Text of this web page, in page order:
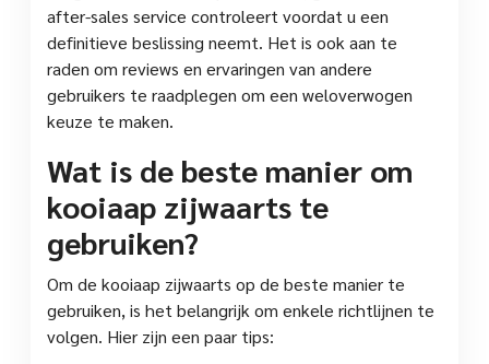
after-sales service controleert voordat u een
definitieve beslissing neemt. Het is ook aan te
raden om reviews en ervaringen van andere
gebruikers te raadplegen om een weloverwogen
keuze te maken.
Wat is de beste manier om
kooiaap zijwaarts te
gebruiken?
Om de kooiaap zijwaarts op de beste manier te
gebruiken, is het belangrijk om enkele richtlijnen te
volgen. Hier zijn een paar tips: